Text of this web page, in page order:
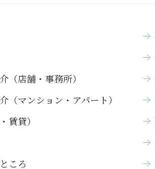
（店舗・事務所）
（マンション・アパート）
賃貸）
ころ